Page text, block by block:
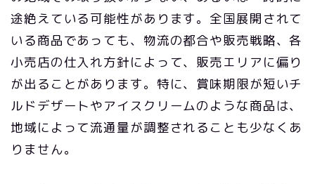
途絶えている可能性があります。全国展開されて
いる商品であっても、物流の都合や販売戦略、各
小売店の仕入れ方針によって、販売エリアに偏り
が出ることがあります。特に、賞味期限が短いチ
ルドデザートやアイスクリームのような商品は、
地域によって流通量が調整されることも少なくあ
りません。